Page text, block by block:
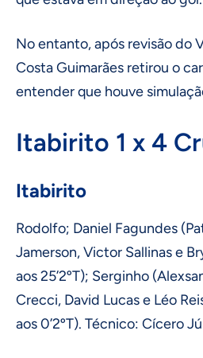
No entanto, após revisão do
Costa Guimarães retirou o
entender que houve
Itabirito 1 x 4
Itabirito
Rodolfo; Daniel Fagundes
Jamerson, Victor Sallinas e
aos 25’2ºT); Serginho
Crecci, David Lucas e Léo
aos 0’2ºT). Técnico: Cícero